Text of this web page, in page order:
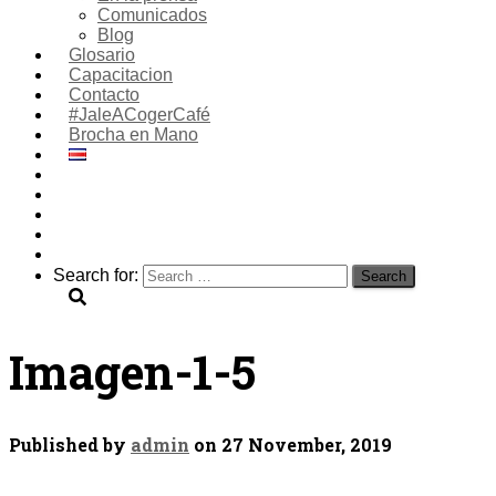
Comunicados
Blog
Glosario
Capacitacion
Contacto
#JaleACogerCafé
Brocha en Mano
Search for:
Imagen-1-5
Published by admin on 27 November, 2019